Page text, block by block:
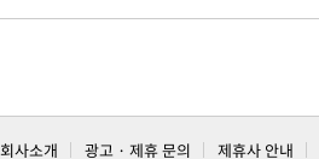
회사소개 광고 · 제휴 문의 제휴사 안내